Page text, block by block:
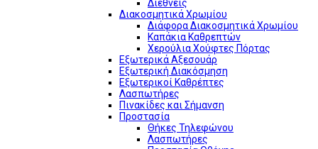
Διεθνείς
Διακοσμητικά Χρωμίου
Διάφορα Διακοσμητικά Χρωμίου
Καπάκια Καθρεπτών
Χερούλια Χούφτες Πόρτας
Εξωτερικά Αξεσουάρ
Εξωτερική Διακόσμηση
Εξωτερικοί Καθρέπτες
Λασπωτήρες
Πινακίδες και Σήμανση
Προστασία
Θήκες Τηλεφώνου
Λασπωτήρες